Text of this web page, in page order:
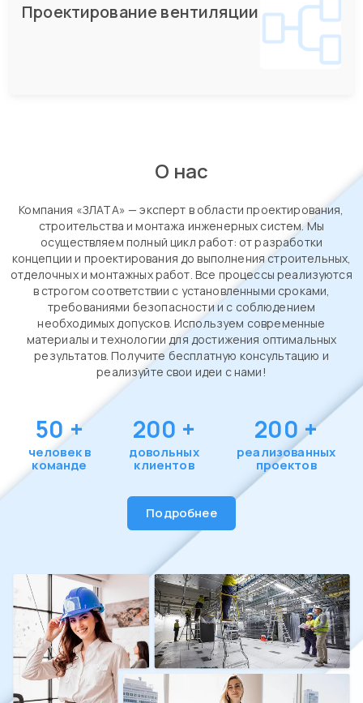
Проектирование вентиляции
О нас
Компания «ЗЛАТА» — эксперт в области проектирования,
строительства и монтажа инженерных систем. Мы
осуществляем полный цикл работ: от разработки
концепции и проектирования до выполнения строительных,
отделочных и монтажных работ. Все процессы реализуются
в строгом соответствии с установленными сроками,
требованиями безопасности и с соблюдением
необходимых допусков. Используем современные
материалы и технологии для достижения оптимальных
результатов. Получите бесплатную консультацию и
реализуйте свои идеи с нами!
50 +
человек в
команде
200 +
довольных
клиентов
200 +
реализованных
проектов
Подробнее